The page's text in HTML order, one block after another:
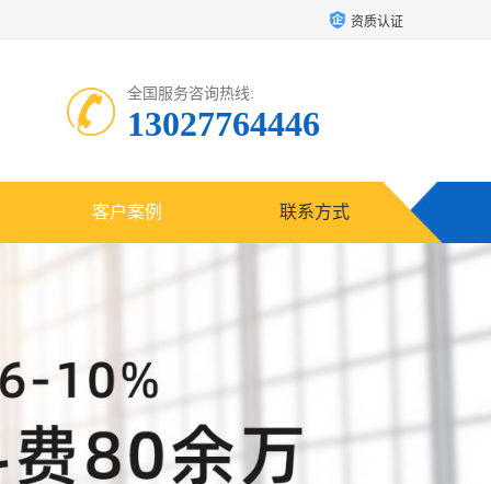
资质认证
全国服务咨询热线:
13027764446
客户案例 联系方式